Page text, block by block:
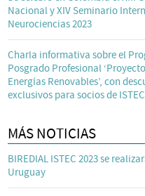
Nacional y XIV Seminario
Neurociencias 2023
Charla informativa sobre el
Posgrado Profesional
Energías Renovables’, con
exclusivos para socios de ISTEC
MÁS NOTICIAS
BIREDIAL ISTEC 2023 se
Uruguay